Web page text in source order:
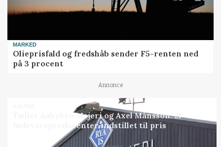
MARKED
Olieprisfald og fredshåb sender F5-renten ned
på 3 procent
Annonce
Tæller Aabybro Mejeri og Axel Månsson: 21
fødevareproducenter indstillet til pris